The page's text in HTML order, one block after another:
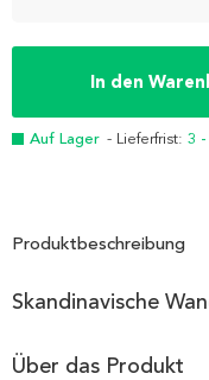
In den
Auf Lager - Lieferfrist: 3
Produktbeschreibung
Skandinavische
Über das Produkt